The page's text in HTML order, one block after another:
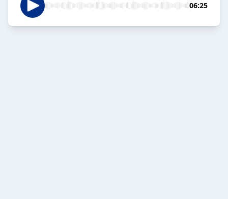
06:25